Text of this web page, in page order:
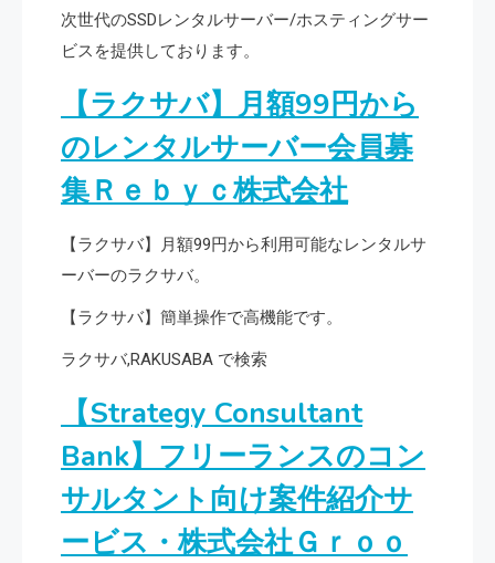
次世代のSSDレンタルサーバー/ホスティングサー
ビスを提供しております。
【ラクサバ】月額99円から
のレンタルサーバー会員募
集Ｒｅｂｙｃ株式会社
【ラクサバ】月額99円から利用可能なレンタルサ
ーバーのラクサバ。
【ラクサバ】簡単操作で高機能です。
ラクサバ,RAKUSABA で検索
【Strategy Consultant
Bank】フリーランスのコン
サルタント向け案件紹介サ
ービス・株式会社Ｇｒｏｏ